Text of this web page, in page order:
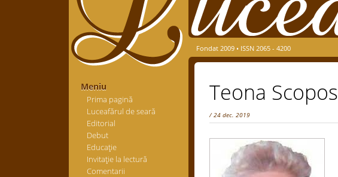
Meniu
Prima pagină
Luceafărul de seară
Editorial
Debut
Educaţie
Invitaţie la lectură
Comentarii
Fondat 2009 • ISSN 2065 - 4200
Teona Scopos
/ 24 dec. 2019